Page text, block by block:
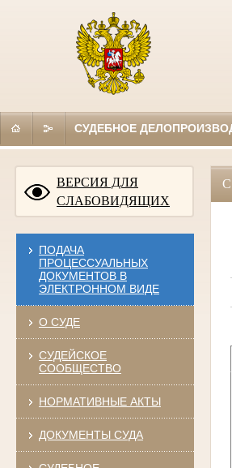
СУДЕБНОЕ
ВЕРСИЯ ДЛЯ
СЛАБОВИДЯЩИХ
ПОДАЧА
ПРОЦЕССУАЛЬНЫХ
ДОКУМЕНТОВ В
ЭЛЕКТРОННОМ ВИДЕ
О СУДЕ
СУДЕЙСКОЕ
СООБЩЕСТВО
НОРМАТИВНЫЕ АКТЫ
ДОКУМЕНТЫ СУДА